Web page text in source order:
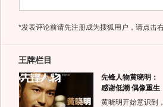
*发表评论前请先注册成为搜狐用户，请点击
王牌栏目
先锋人物黄晓明：
感谢低潮 偶像重生
黄晓明开始意识到